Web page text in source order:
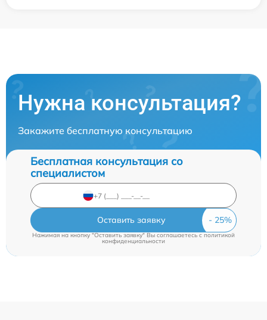
Нужна консультация?
Закажите бесплатную консультацию
Бесплатная консультация со
специалистом
Оставить заявку
Нажимая на кнопку "Оставить заявку" Вы соглашаетесь c политикой
конфиденциальности